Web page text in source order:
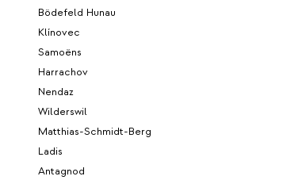
Bödefeld Hunau
Klínovec
Samoëns
Harrachov
Nendaz
Wilderswil
Matthias-Schmidt-Berg
Ladis
Antagnod